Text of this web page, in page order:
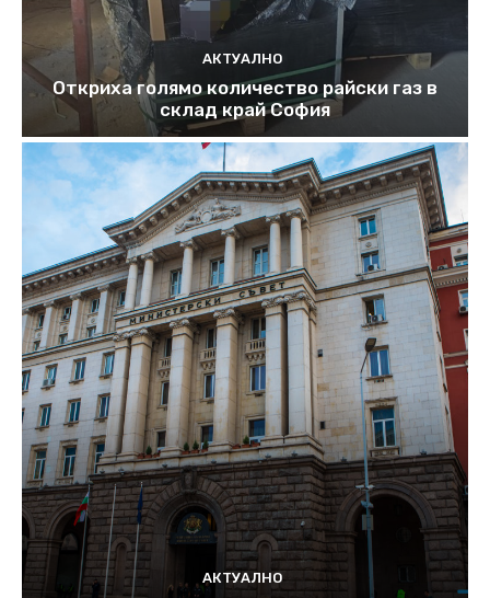
АКТУАЛНО
Откриха голямо количество райски газ в
склад край София
АКТУАЛНО